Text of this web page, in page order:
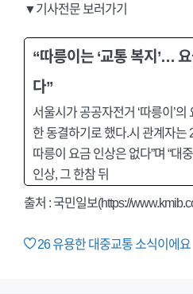
▼기사전문 보러가기
“따릉이는 ‘교통 복지’…
다”
서울시가 공공자전거 ‘따릉이’의
한 동결하기로 했다.시 관계자는
따릉이 요금 인상은 없다”며 “대
인상, 그 한참 뒤
출처 : 국민일보(https://
26유용한 대중교통 소식이에요